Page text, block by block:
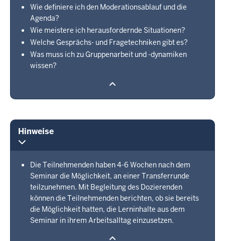
Wie definiere ich den Moderationsablauf und die
Agenda?
Wie meistere ich herausfordernde Situationen?
Welche Gesprächs- und Fragetechniken gibt es?
Was muss ich zu Gruppenarbeit und -dynamiken
wissen?
Hinweise
Die Teilnehmenden haben 4-6 Wochen nach dem
Seminar die Möglichkeit, an einer Transferrunde
teilzunehmen. Mit Begleitung des Dozierenden
können die Teilnehmenden berichten, ob sie bereits
die Möglichkeit hatten, die Lerninhalte aus dem
Seminar in ihrem Arbeitsalltag einzusetzen.